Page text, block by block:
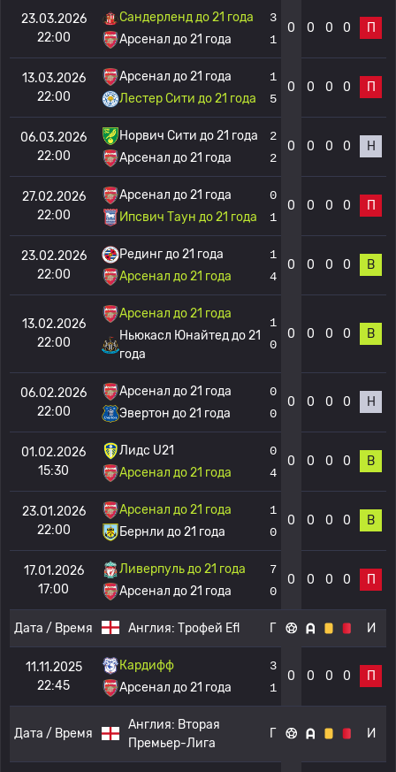
23.03.2026
22:00
Сандерленд до 21 года
Арсенал до 21 года
3
1
0 0 0 0 П
13.03.2026
22:00
Арсенал до 21 года
Лестер Сити до 21 года
1
5
0 0 0 0 П
06.03.2026
22:00
Норвич Сити до 21 года
Арсенал до 21 года
2
2
0 0 0 0 Н
27.02.2026
22:00
Арсенал до 21 года
Ипсвич Таун до 21 года
0
1
0 0 0 0 П
23.02.2026
22:00
Рединг до 21 года
Арсенал до 21 года
1
4
0 0 0 0 В
13.02.2026
22:00
Арсенал до 21 года
Ньюкасл Юнайтед до 21
года
1
0
0 0 0 0 В
06.02.2026
22:00
Арсенал до 21 года
Эвертон до 21 года
0
0
0 0 0 0 Н
01.02.2026
15:30
Лидс U21
Арсенал до 21 года
0
4
0 0 0 0 В
23.01.2026
22:00
Арсенал до 21 года
Бернли до 21 года
1
0
0 0 0 0 В
17.01.2026
17:00
Ливерпуль до 21 года
Арсенал до 21 года
7
0
0 0 0 0 П
Дата / Время Англия: Трофей Efl Г И
11.11.2025
22:45
Кардифф
Арсенал до 21 года
3
1
0 0 0 0 П
Дата / Время
Англия: Вторая
Премьер-Лига
Г И